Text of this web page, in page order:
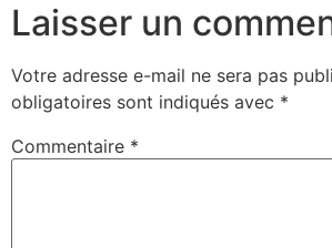
Laisser un
Votre adresse e-mail ne sera pas
obligatoires sont indiqués avec *
Commentaire *